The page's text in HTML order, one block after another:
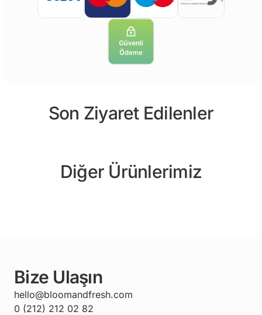
Son Ziyaret Edilenler
Diğer Ürünlerimiz
Bize Ulaşın
hello@bloomandfresh.com
0 (212) 212 02 82